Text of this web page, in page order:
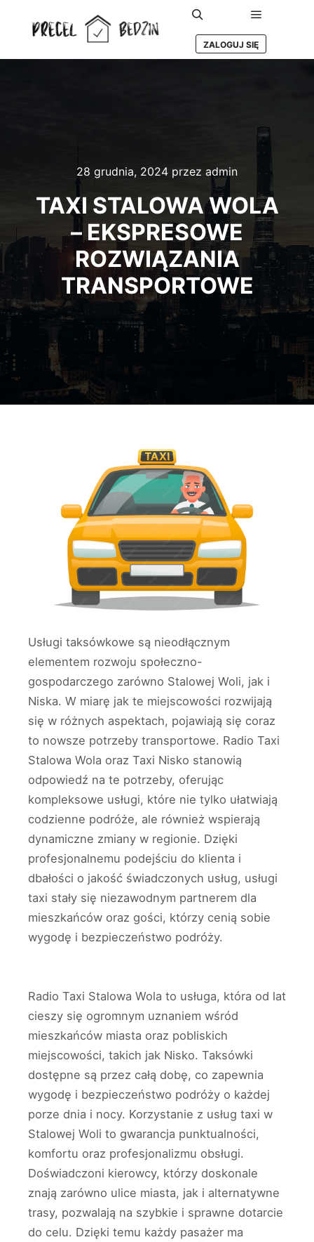
Szukaj Główne
ZALOGUJ SIĘ
28 grudnia, 2024 przez admin
TAXI STALOWA WOLA
– EKSPRESOWE
ROZWIĄZANIA
TRANSPORTOWE
Usługi taksówkowe są nieodłącznym
elementem rozwoju społeczno-
gospodarczego zarówno Stalowej Woli, jak i
Niska. W miarę jak te miejscowości rozwijają
się w różnych aspektach, pojawiają się coraz
to nowsze potrzeby transportowe. Radio Taxi
Stalowa Wola oraz Taxi Nisko stanowią
odpowiedź na te potrzeby, oferując
kompleksowe usługi, które nie tylko ułatwiają
codzienne podróże, ale również wspierają
dynamiczne zmiany w regionie. Dzięki
profesjonalnemu podejściu do klienta i
dbałości o jakość świadczonych usług, usługi
taxi stały się niezawodnym partnerem dla
mieszkańców oraz gości, którzy cenią sobie
wygodę i bezpieczeństwo podróży.
Radio Taxi Stalowa Wola to usługa, która od lat
cieszy się ogromnym uznaniem wśród
mieszkańców miasta oraz pobliskich
miejscowości, takich jak Nisko. Taksówki
dostępne są przez całą dobę, co zapewnia
wygodę i bezpieczeństwo podróży o każdej
porze dnia i nocy. Korzystanie z usług taxi w
Stalowej Woli to gwarancja punktualności,
komfortu oraz profesjonalizmu obsługi.
Doświadczoni kierowcy, którzy doskonale
znają zarówno ulice miasta, jak i alternatywne
trasy, pozwalają na szybkie i sprawne dotarcie
do celu. Dzięki temu każdy pasażer ma